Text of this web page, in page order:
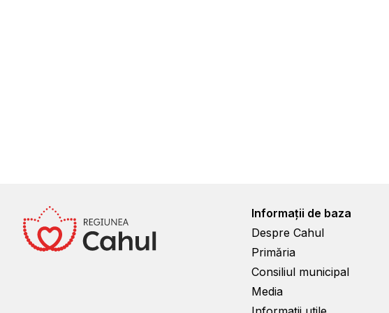
Informații de baza
Despre Cahul
Primăria
Consiliul municipal
Media